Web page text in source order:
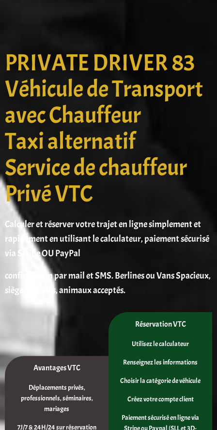
PRIVATE DRIVER 83
Véhicule de Transport
avec Chauffeur
Taxi alternatif
Service de chauffeur
Privé VTC
Calculer et réserver votre trajet en ligne simplement et
rapidement en utilisant le calculateur, paiement sécurisé
via Stripe OU PayPal
confirmation par mail et SMS. Berlines ou Vans Spacieux,
sièges enfants, animaux acceptés.
Avantages VTC
Déplacements privés,
professionnels, séminaires,
mariages
7J/7 & 24H/24 sur réservation
Réservation VTC
Utilisez le calculateur
Renseignez les informations
Choisir la catégorie de véhicule
Créez votre compte client
Paiement sécurisé en ligne via
Stripe ou Paypal (SLL et 3D-